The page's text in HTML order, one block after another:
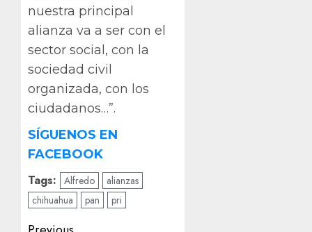
nuestra principal
alianza va a ser con el
sector social, con la
sociedad civil
organizada, con los
ciudadanos…”.
SÍGUENOS EN
FACEBOOK
Tags: Alfredo
alianzas
chihuahua
pan pri